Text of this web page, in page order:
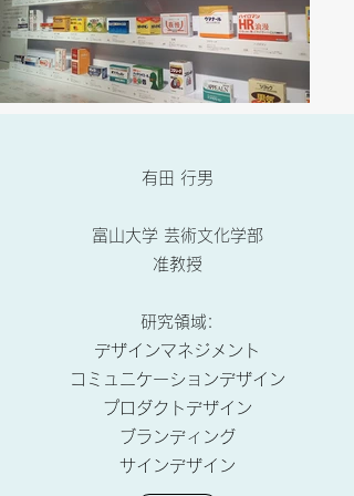
有田 行男
富山大学 芸術文化学部
准教授
研究領域:
デザインマネジメント
コミュニケーションデザイン
プロダクトデザイン
ブランディング
サインデザイン